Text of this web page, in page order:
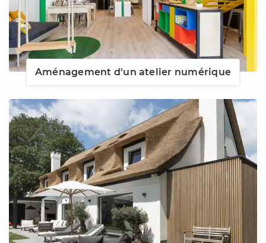
Aménagement d'un atelier numérique